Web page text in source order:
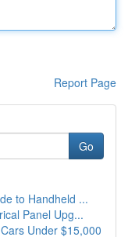
Report Page
Go
to Handheld ...
Panel Upg...
Under $15,000